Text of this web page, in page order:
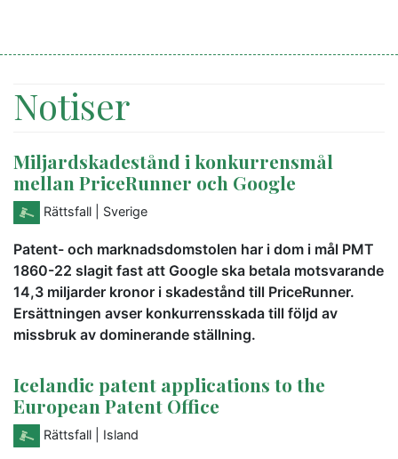
Notiser
Miljardskadestånd i konkurrensmål
mellan PriceRunner och Google
Rättsfall | Sverige
Patent- och marknadsdomstolen har i dom i mål PMT
1860-22 slagit fast att Google ska betala motsvarande
14,3 miljarder kronor i skadestånd till PriceRunner.
Ersättningen avser konkurrensskada till följd av
missbruk av dominerande ställning.
Icelandic patent applications to the
European Patent Office
Rättsfall | Island